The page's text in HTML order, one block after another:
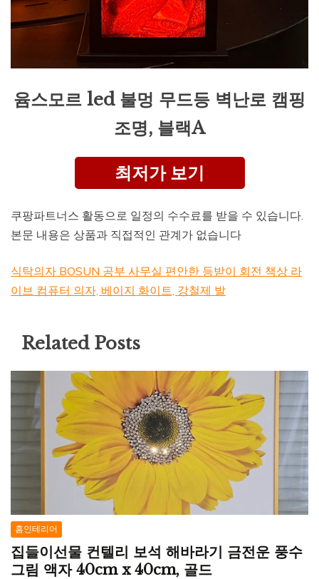
윰스모르 led 불멍 무드등 벽난로 캠핑
조명, 블랙A
최저가 보기
쿠팡파트너스 활동으로 일정의 수수료를 받을 수 있습니다.
본문 내용은 상품과 직접적인 관계가 없습니다
식탁의자 BOSUN 공부 사무실 편안한 등받이 회전 책상 라
이브 컴퓨터 의자, 베이지 화이트, 강철제 발
Related Posts
홈인테리어
집들이선물 컨텔리 보석 해바라기 금전운 풍수
그림 액자 40cm x 40cm, 골드